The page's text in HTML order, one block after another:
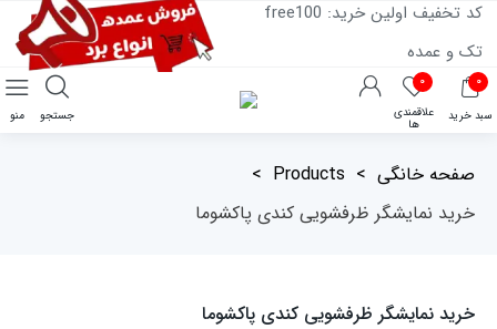
کد تخفیف اولین خرید: free100
تک و عمده
۰
سبد خرید
۰
علاقمندی
ها
منو جستجو
صفحه خانگی >
Products
>
خرید نمایشگر ظرفشویی کندی پاکشوما
خرید نمایشگر ظرفشویی کندی پاکشوما